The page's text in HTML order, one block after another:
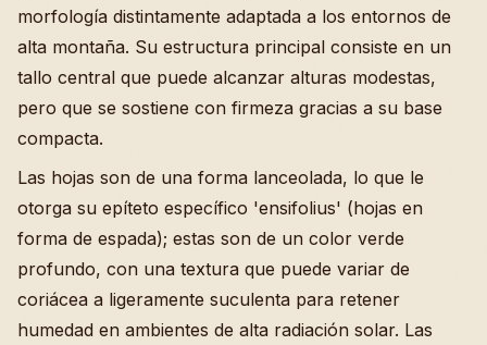
morfología distintamente adaptada a los entornos de
alta montaña. Su estructura principal consiste en un
tallo central que puede alcanzar alturas modestas,
pero que se sostiene con firmeza gracias a su base
compacta.
Las hojas son de una forma lanceolada, lo que le
otorga su epíteto específico 'ensifolius' (hojas en
forma de espada); estas son de un color verde
profundo, con una textura que puede variar de
coriácea a ligeramente suculenta para retener
humedad en ambientes de alta radiación solar. Las